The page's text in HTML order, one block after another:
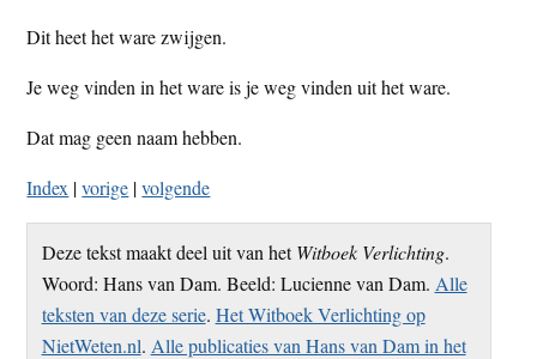
Dit heet het ware zwijgen.
Je weg vinden in het ware is je weg vinden uit het ware.
Dat mag geen naam hebben.
Index |vorige |volgende
Deze tekst maakt deel uit van hetWitboek Verlichting.
Woord: Hans van Dam. Beeld: Lucienne van Dam. Alle
teksten van deze serie. Het Witboek Verlichting op
NietWeten.nl. Alle publicaties van Hans van Dam in het